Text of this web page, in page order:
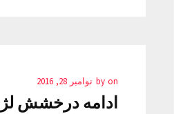
by on نوامبر 28, 2016
ادامه درخشش